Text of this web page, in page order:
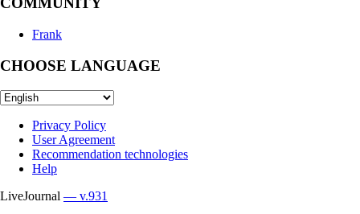
Frank
CHOOSE LANGUAGE
Privacy Policy
User Agreement
Recommendation technologies
Help
LiveJournal — v.931